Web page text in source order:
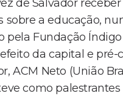
de Salvador
sobre a educação,
pela Fundação
da capital e pré-
ACM Neto (União
como palestrantes